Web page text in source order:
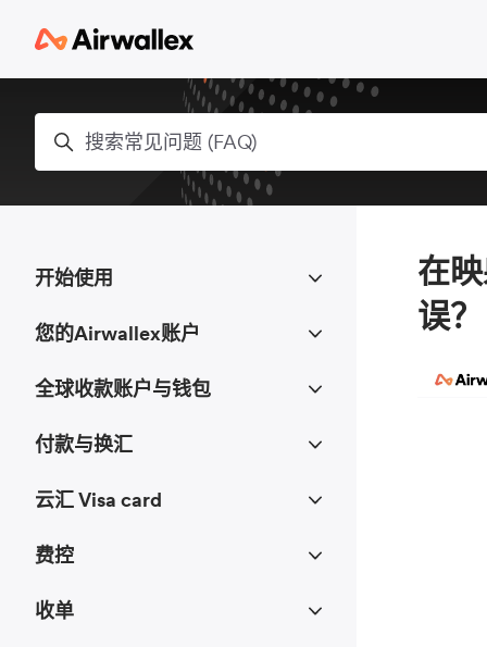
搜索
在
误？
开始使用
您的Airwallex账户
全球收款账户与钱包
付款与换汇
云汇 Visa card
费控
收单